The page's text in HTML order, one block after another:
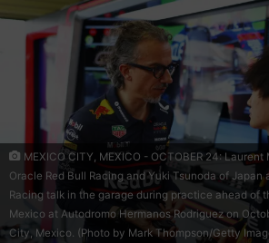
mail
MEXICO CITY, MEXICO - OCTOBER 24:
Oracle Red Bull Racing and Yuki Tsunoda of Japan
Racing talk in the garage during practice ahead of
Mexico at Autodromo Hermanos Rodriguez on
City, Mexico. (Photo by Mark Thompson/Getty